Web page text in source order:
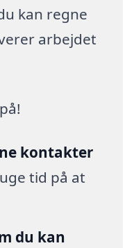
kan regne
arbejdet
kontakter
tid på at
du kan